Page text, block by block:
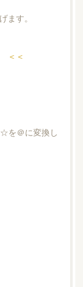
ます。
＜＜
を＠に変換し